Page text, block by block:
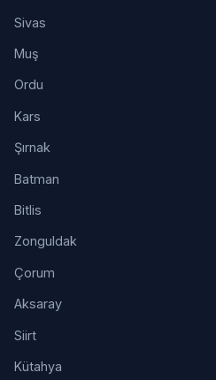
Sivas
Muş
Ordu
Kars
Şırnak
Batman
Bitlis
Zonguldak
Çorum
Aksaray
Siirt
Kütahya